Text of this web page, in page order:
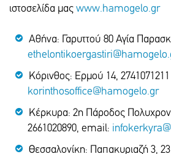
ιστοσελίδα μας www.hamogelo.gr
Αθήνα: Γαρυττού 80 Αγία
Κόρινθος: Ερμού 14,
korinthosoffice@hamogelo.gr
Κέρκυρα: 2η Πάροδος
2661020890, email:
Θεσσαλονίκη: Παπακυριαζή 3,